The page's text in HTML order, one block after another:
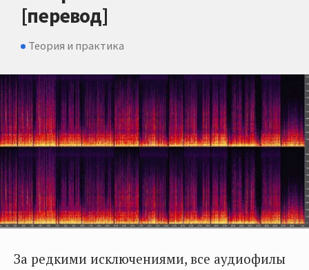
[перевод]
Теория и практика
За редкими исключениями, все аудиофилы